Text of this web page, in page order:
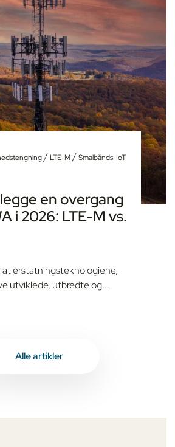
/ LTE-M/Smalbånds-IoT
en overgang
i 2026: LTE-M vs.
erstatningsteknologiene,
utbredte og...
Alle artikler